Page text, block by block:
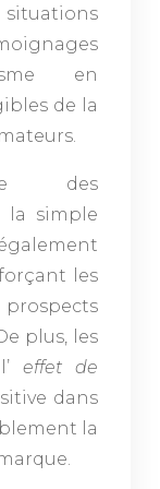
en
de la
des
la simple
les
prospects
plus, les
effet de
dans
la